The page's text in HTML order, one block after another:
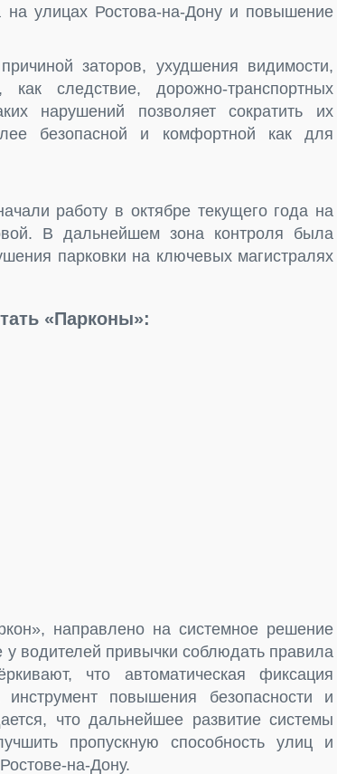
улицах Ростова-на-Дону и повышение
заторов, ухудшения видимости,
следствие, дорожно-транспортных
нарушений позволяет сократить их
безопасной и комфортной как для
работу в октябре текущего года на
В дальнейшем зона контроля была
парковки на ключевых магистралях
«Парконы»:
направлено на системное решение
водителей привычки соблюдать правила
что автоматическая фиксация
повышения безопасности и
что дальнейшее развитие системы
пропускную способность улиц и
на-Дону.